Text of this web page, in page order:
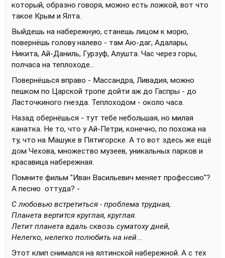
который, образно говоря, можно есть ложкой, вот что
такое Крым и Ялта.
Выйдешь на набережную, станешь лицом к морю,
повернёшь голову налево - там Аю-даг, Адалары,
Никита, Ай-Даниль, Гурзуф, Алушта. Час через горы,
полчаса на теплоходе...
Повернёшься вправо - Массандра, Ливадия, можно
пешком по Царской тропе дойти аж до Гаспры - до
Ласточкиного гнезда. Теплоходом - около часа.
Назад обернёшься - тут тебе небольшая, но милая
канатка. Не то, что у Ай-Петри, конечно, по похожа на
ту, что на Машуке в Пятигорске. А то вот здесь же ещё
дом Чехова, множество музеев, уникальных парков и
красавица набережная.
Помните фильм "Иван Васильевич меняет профессию"?
А песню оттуда? -
С любовью встретиться - проблема трудная,
Планета вертится круглая, круглая.
Летит планета вдаль сквозь суматоху дней,
Нелегко, нелегко полюбить на ней...
Этот клип снимался на ялтинской набережной. А с тех